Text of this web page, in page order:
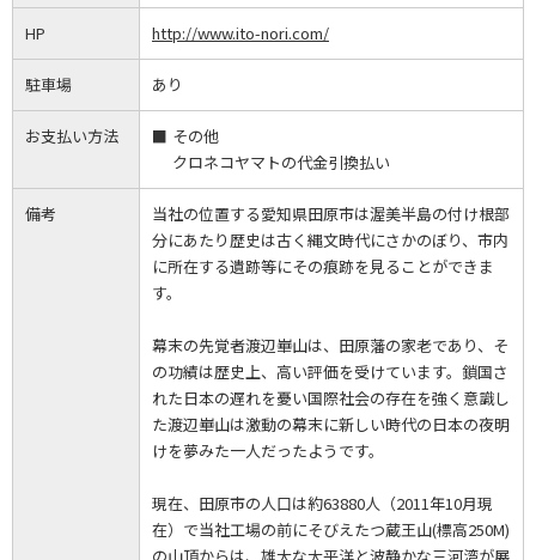
HP http://www.ito-nori.com/
駐車場 あり
お支払い方法
その他
クロネコヤマトの代金引換払い
備考
当社の位置する愛知県田原市は渥美半島の付け根部
分にあたり歴史は古く縄文時代にさかのぼり、市内
に所在する遺跡等にその痕跡を見ることができま
す。
幕末の先覚者渡辺崋山は、田原藩の家老であり、そ
の功績は歴史上、高い評価を受けています。鎖国さ
れた日本の遅れを憂い国際社会の存在を強く意識し
た渡辺崋山は激動の幕末に新しい時代の日本の夜明
けを夢みた一人だったようです。
現在、田原市の人口は約63880人（2011年10月現
在）で当社工場の前にそびえたつ蔵王山(標高250M)